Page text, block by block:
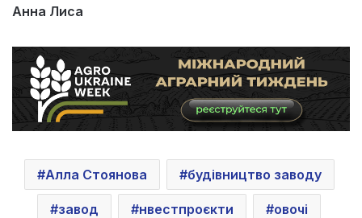
Анна Лиса
Алла Стоянова будівництво заводу
завод нвестпроєкти овочі